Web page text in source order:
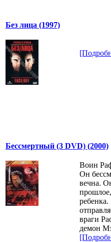
Без лица (1997)
Бессмертный (3 DVD) (2000)
Воин
Он
вечна.
ребенка.
враги
демон